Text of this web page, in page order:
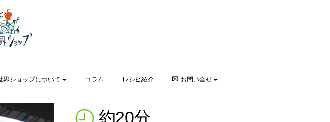
界ショップについて コラム レシピ紹介 お問い合せ
約20分